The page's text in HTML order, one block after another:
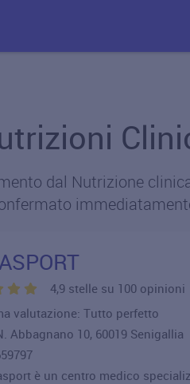
dal Nutrizione
4,9 stelle su 100 opinioni
valutazione: Tutto perfetto
Abbagnano 10, 60019 Senigallia
è un centro medico